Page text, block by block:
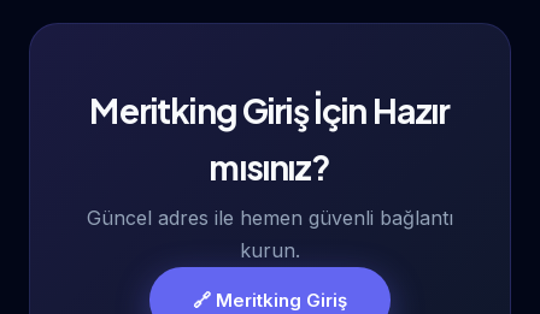
Meritking Giriş İçin Hazır
mısınız?
Güncel adres ile hemen güvenli bağlantı
kurun.
🔗 Meritking Giriş